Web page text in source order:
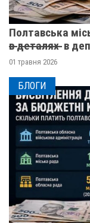
Полтавська
в̶ ̶д̶е̶т̶а̶л̶я̶х̶ ̶ в
01 травня 2026
БЛОГИ